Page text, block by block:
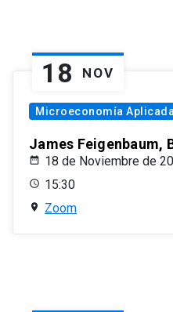
18 NOV
Microeconomía Aplicada
James Feigenbaum,
18 de Noviembre de
15:30
Zoom